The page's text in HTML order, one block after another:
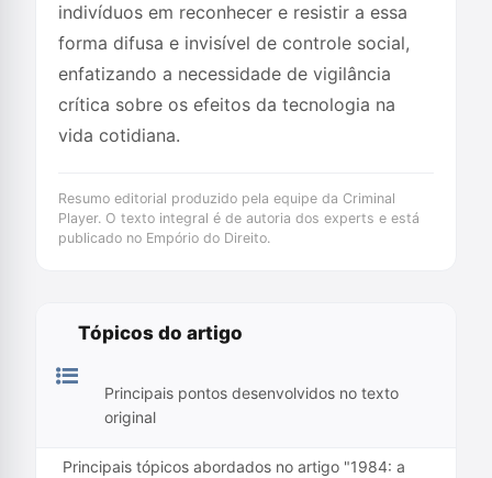
indivíduos em reconhecer e resistir a essa
forma difusa e invisível de controle social,
enfatizando a necessidade de vigilância
crítica sobre os efeitos da tecnologia na
vida cotidiana.
Resumo editorial produzido pela equipe da Criminal
Player. O texto integral é de autoria dos experts e está
publicado no Empório do Direito.
Tópicos do artigo
Principais pontos desenvolvidos no texto
original
Principais tópicos abordados no artigo "1984: a